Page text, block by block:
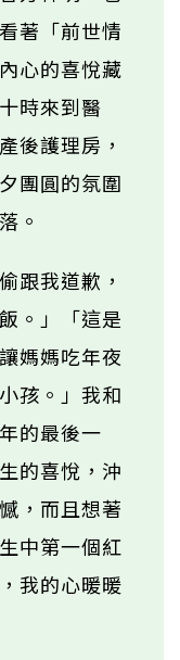
著「前世情
心的喜悅藏
時來到醫
後護理房，
團圓的氛圍
。
跟我道歉，
。」「這是
媽媽吃年夜
孩。」我和
的最後一
的喜悅，沖
，而且想著
中第一個紅
我的心暖暖